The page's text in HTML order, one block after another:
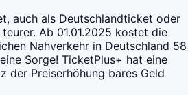
auch als Deutschlandticket oder
Ab 01.01.2025 kostet die
Nahverkehr in Deutschland 58
Sorge! TicketPlus+ hat eine
der Preiserhöhung bares Geld